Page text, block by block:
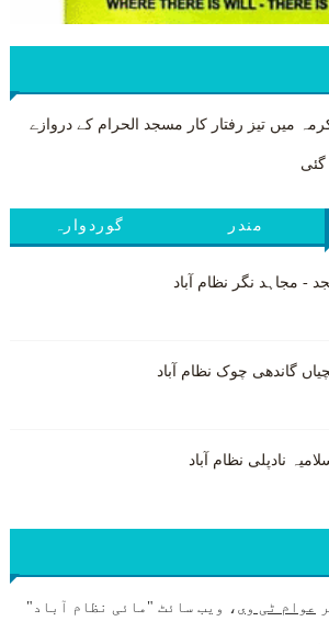
میں تیز رفتار کار مسجد الحرام کے دروازے
گئی
مندر گوردوارہ
- مجاہد نگر نظام آباد
گاندھی چوک نظام آباد
نادپلی نظام آباد
عوام ٹی وی ، ویب سائٹ "مائی نظام آباد"